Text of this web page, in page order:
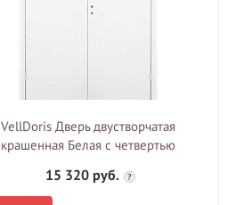
VellDoris Дверь двустворчатая
крашенная Белая с четвертью
15 320 руб.
?